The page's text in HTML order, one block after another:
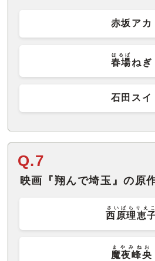
赤坂アカ
春場
はるば
ねぎ
石田スイ
Q.7
映画『翔んで埼玉』の原
西原理恵
さいばらりえこ
魔夜峰央
まやみねお